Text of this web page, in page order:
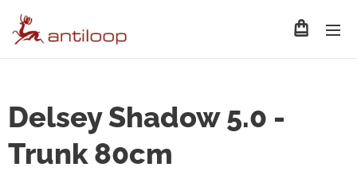
Delsey Shadow 5.0 -
Trunk 80cm